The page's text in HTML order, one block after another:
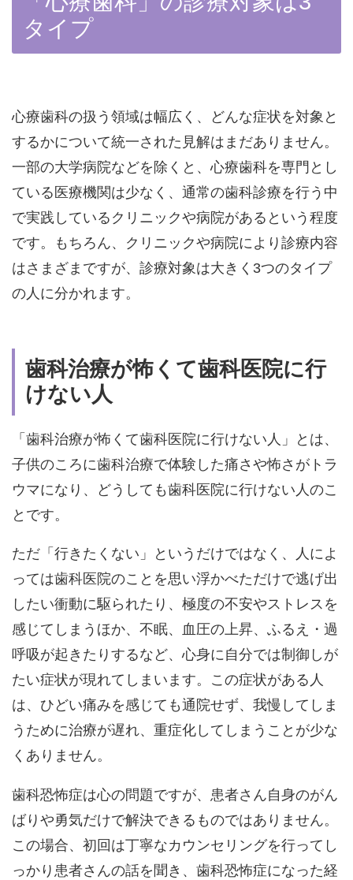
タイプ
心療歯科の扱う領域は幅広く、どんな症状を対象と
するかについて統一された見解はまだありません。
一部の大学病院などを除くと、心療歯科を専門とし
ている医療機関は少なく、通常の歯科診療を行う中
で実践しているクリニックや病院があるという程度
です。もちろん、クリニックや病院により診療内容
はさまざまですが、診療対象は大きく3つのタイプ
の人に分かれます。
歯科治療が怖くて歯科医院に行
けない人
「歯科治療が怖くて歯科医院に行けない人」とは、
子供のころに歯科治療で体験した痛さや怖さがトラ
ウマになり、どうしても歯科医院に行けない人のこ
とです。
ただ「行きたくない」というだけではなく、人によ
っては歯科医院のことを思い浮かべただけで逃げ出
したい衝動に駆られたり、極度の不安やストレスを
感じてしまうほか、不眠、血圧の上昇、ふるえ・過
呼吸が起きたりするなど、心身に自分では制御しが
たい症状が現れてしまいます。この症状がある人
は、ひどい痛みを感じても通院せず、我慢してしま
うために治療が遅れ、重症化してしまうことが少な
くありません。
歯科恐怖症は心の問題ですが、患者さん自身のがん
ばりや勇気だけで解決できるものではありません。
この場合、初回は丁寧なカウンセリングを行ってし
っかり患者さんの話を聞き、歯科恐怖症になった経